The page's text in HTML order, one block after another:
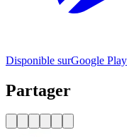
Disponible surGoogle Play
Partager